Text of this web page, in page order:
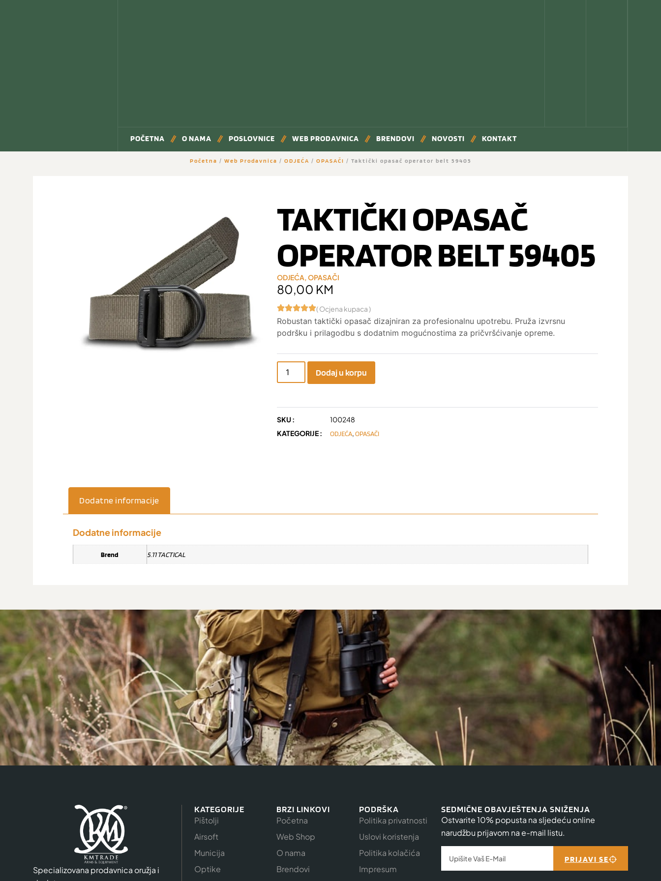
POČETNA O NAMA POSLOVNICE WEB PRODAVNICA BRENDOVI NOVOSTI KONTAKT
Početna / Web Prodavnica / ODJEĆA / OPASAČI / Taktički opasač operator belt 59405
TAKTIČKI OPASAČ
OPERATOR BELT 59405
ODJEĆA,OPASAČI
80,00 KM
( Ocjena kupaca )
Robustan taktički opasač dizajniran za profesionalnu upotrebu. Pruža izvrsnu
podršku i prilagodbu s dodatnim mogućnostima za pričvršćivanje opreme.
Dodaj u korpu
SKU :
100248
KATEGORIJE :
ODJEĆA,OPASAČI
Dodatne informacije
Dodatne informacije
Brend 5.11 TACTICAL
Specializovana prodavnica oružja i
KATEGORIJE
Pištolji
Airsoft
Municija
Optike
BRZI LINKOVI
Početna
Web Shop
O nama
Brendovi
PODRŠKA
Politika privatnosti
Uslovi koristenja
Politika kolačića
Impresum
SEDMIČNE OBAVJEŠTENJA SNIŽENJA
Ostvarite 10% popusta na sljedeću online
narudžbu prijavom na e-mail listu.
PRIJAVI SE